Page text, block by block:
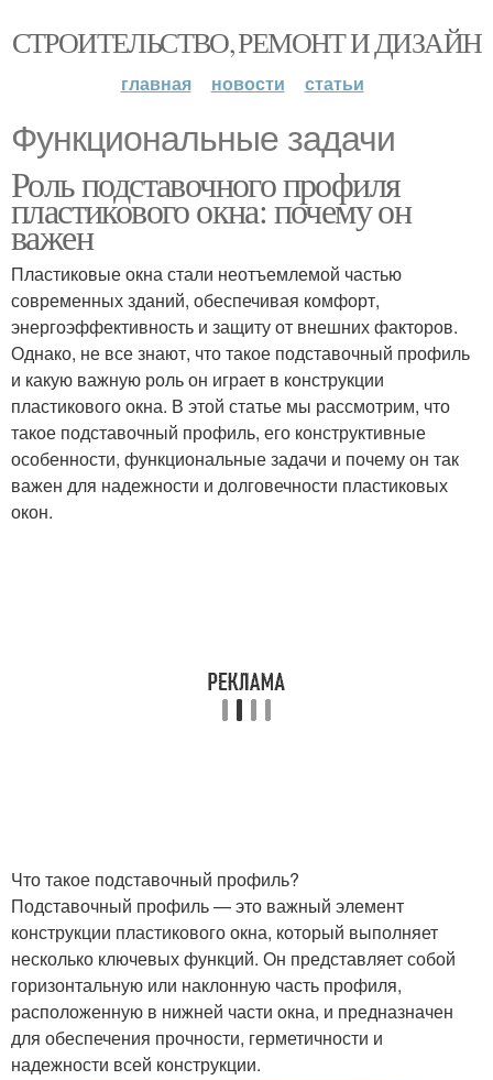
СТРОИТЕЛЬСТВО, РЕМОНТ И ДИЗАЙН
главная новости статьи
Функциональные задачи
Роль подставочного профиля
пластикового окна: почему он
важен
Пластиковые окна стали неотъемлемой частью
современных зданий, обеспечивая комфорт,
энергоэффективность и защиту от внешних факторов.
Однако, не все знают, что такое подставочный профиль
и какую важную роль он играет в конструкции
пластикового окна. В этой статье мы рассмотрим, что
такое подставочный профиль, его конструктивные
особенности, функциональные задачи и почему он так
важен для надежности и долговечности пластиковых
окон.
Что такое подставочный профиль?
Подставочный профиль — это важный элемент
конструкции пластикового окна, который выполняет
несколько ключевых функций. Он представляет собой
горизонтальную или наклонную часть профиля,
расположенную в нижней части окна, и предназначен
для обеспечения прочности, герметичности и
надежности всей конструкции.